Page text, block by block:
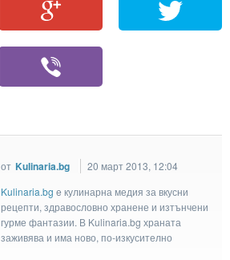
от Kulinaria.bg
20 март 2013, 12:04
Kulinaria.bg e кулинарна медия за вкусни
рецепти, здравословно хранене и изтънчени
гурме фантазии. В Kulinaria.bg храната
заживява и има ново, по-изкусително